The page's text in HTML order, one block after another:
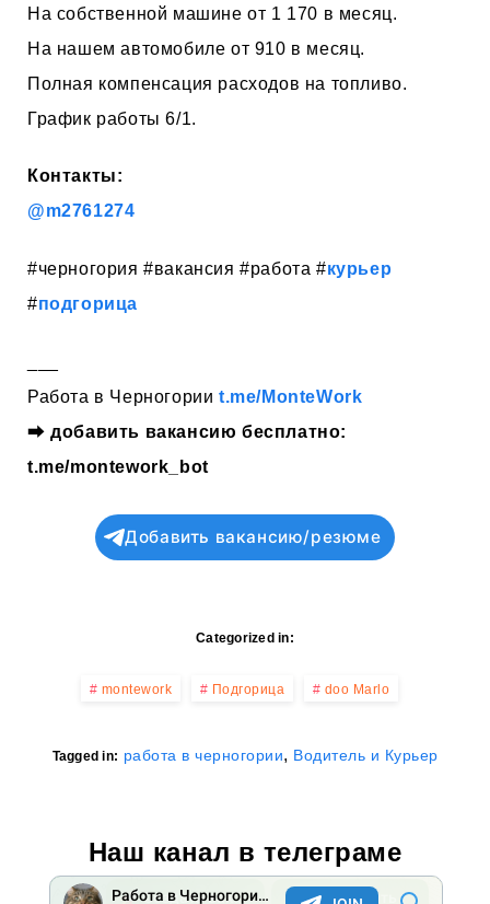
На собственной машине от 1 170 в месяц.
На нашем автомобиле от 910 в месяц.
Полная компенсация расходов на топливо.
График работы 6/1.
Контакты:
@m2761274
#черногория #вакансия #работа #курьер
#подгорица
Работа в Черногории t.me/MonteWork
⮕добавить вакансию бесплатно:
t.me/montework_bot
Добавить вакансию/резюме
Categorized in:
montework Подгорица doo Marlo
Tagged in: работа в черногории, Водитель и Курьер
Наш канал в телеграме